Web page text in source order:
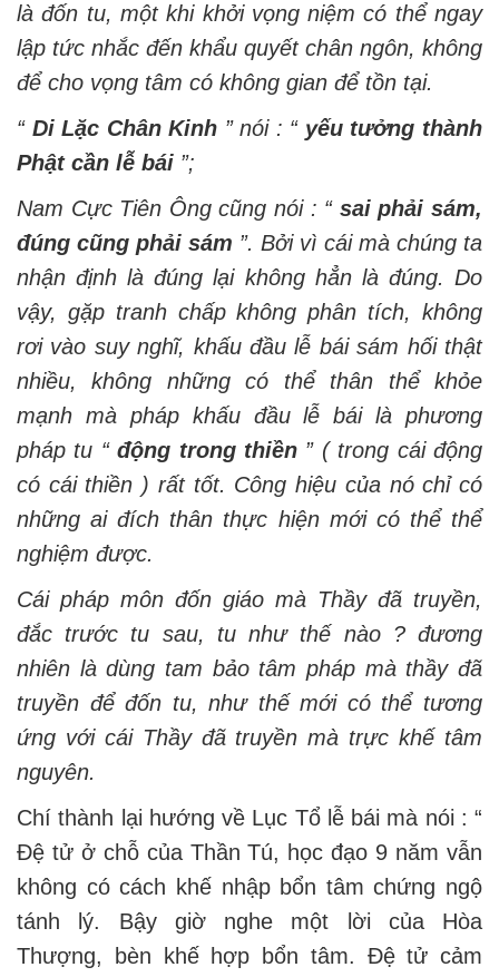
là đốn tu, một khi khởi vọng niệm có thể ngay
lập tức nhắc đến khẩu quyết chân ngôn, không
để cho vọng tâm có không gian để tồn tại.
“ Di Lặc Chân Kinh ” nói : “ yếu tưởng thành
Phật cần lễ bái ”;
Nam Cực Tiên Ông cũng nói : “ sai phải sám,
đúng cũng phải sám ”. Bởi vì cái mà chúng ta
nhận định là đúng lại không hẳn là đúng. Do
vậy, gặp tranh chấp không phân tích, không
rơi vào suy nghĩ, khấu đầu lễ bái sám hối thật
nhiều, không những có thể thân thể khỏe
mạnh mà pháp khấu đầu lễ bái là phương
pháp tu “động trong thiền ” ( trong cái động
có cái thiền ) rất tốt. Công hiệu của nó chỉ có
những ai đích thân thực hiện mới có thể thể
nghiệm được.
Cái pháp môn đốn giáo mà Thầy đã truyền,
đắc trước tu sau, tu như thế nào ? đương
nhiên là dùng tam bảo tâm pháp mà thầy đã
truyền để đốn tu, như thế mới có thể tương
ứng với cái Thầy đã truyền mà trực khế tâm
nguyên.
Chí thành lại hướng về Lục Tổ lễ bái mà nói : “
Đệ tử ở chỗ của Thần Tú, học đạo 9 năm vẫn
không có cách khế nhập bổn tâm chứng ngộ
tánh lý. Bậy giờ nghe một lời của Hòa
Thượng, bèn khế hợp bổn tâm. Đệ tử cảm